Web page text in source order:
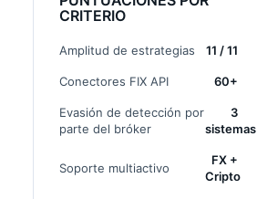
CRITERIO
Amplitud de estrategias 11 / 11
Conectores FIX API 60+
Evasión de detección por
parte del bróker
3
sistemas
Soporte multiactivo
FX +
Cripto